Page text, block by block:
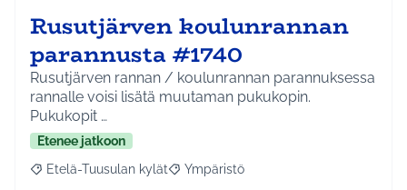
Rusutjärven koulunrannan
parannusta #1740
Rusutjärven rannan / koulunrannan parannuksessa
rannalle voisi lisätä muutaman pukukopin.
Pukukopit …
Etenee jatkoon
Rajaa tulokset aihepiirin mukaan: Etelä-Tuusulan kylät
Etelä-Tuusulan kylät Rajaa tulokset teeman mukaan:
Ympäristö